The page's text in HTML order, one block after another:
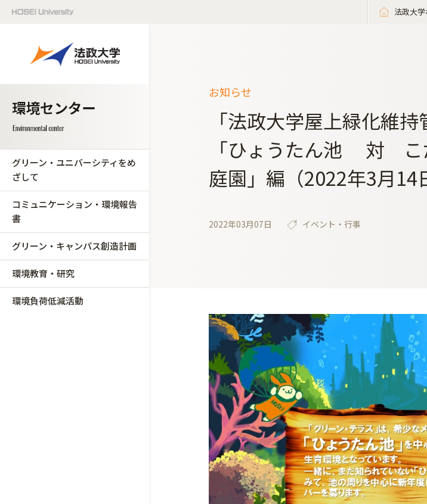
法政大
グリーン・ユニバーシティをめ
ざして
コミュニケーション・環境報告
書
グリーン・キャンパス創造計画
環境教育・研究
環境負荷低減活動
お知らせ
「法政大学屋上緑化維
「ひょうたん池 対 こ
庭園」編（2022年3月14
2022年03月07日 イベント・行事